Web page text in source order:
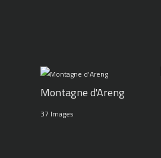
Montagne d'Areng
37 Images